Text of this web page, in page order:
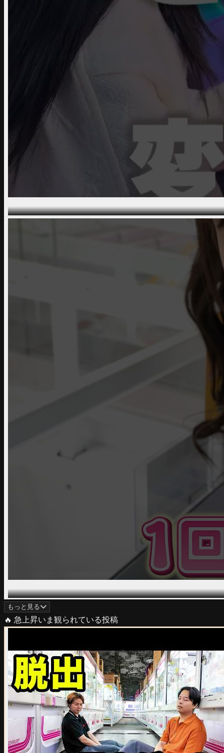
もっと見る
🔥 急上昇いま観られている投稿